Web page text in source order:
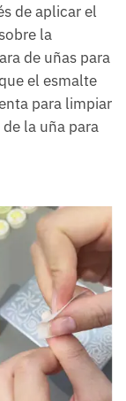
de aplicar el
la
de uñas para
el esmalte
para limpiar
la uña para